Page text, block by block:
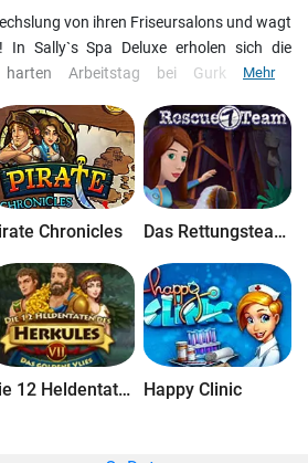
von ihren Friseursalons und wagt
In Sally`s Spa Deluxe erholen sich die
Arbeitstag bei Gurkenmaske,
weltweit, besorgen Sie Ausrüstung und
Sie sich in Sally`s Spa Deluxe!
Mehr
Chronicles Das Rettungsteam 7
Die 12 Heldentaten des Herkules VII: Das Goldene Vlies Happy Clinic